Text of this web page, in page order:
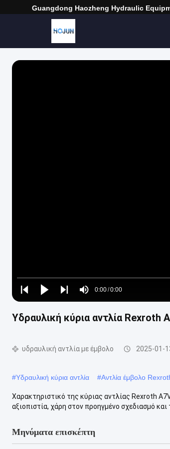
Guangdong Haozheng Hydraulic
Play
Play
Play
Mute
Time
0:00/0:00
Loaded:
0%
Υδραυλική κύρια αντλία Rexroth
υδραυλική αντλία με έμβολο 2025-01-
#Υδραυλική κύρια αντλία #Αντλία έμβολο
Χαρακτηριστικό της κύριας αντλίας Rexroth
αξιοπιστία, χάρη στον προηγμένο σχεδιασμό και
Μηνύματα επισκέπτη